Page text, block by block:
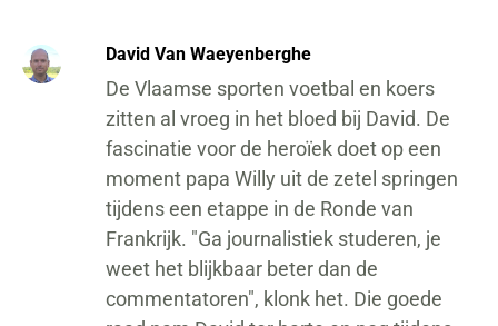
David Van Waeyenberghe
De Vlaamse sporten voetbal en koers
zitten al vroeg in het bloed bij David. De
fascinatie voor de heroïek doet op een
moment papa Willy uit de zetel springen
tijdens een etappe in de Ronde van
Frankrijk. "Ga journalistiek studeren, je
weet het blijkbaar beter dan de
commentatoren", klonk het. Die goede